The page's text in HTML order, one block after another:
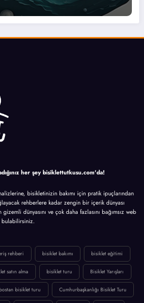
her şey bisiklettutkusu.com'da!
bisikletinizin bakımı için pratik ipuçlarından
rehberlere kadar zengin bir içerik dünyası
dünyasını ve çok daha fazlasını bağımsız web
bulabilirsiniz.
rehberi bisiklet bakımı bisiklet eğitimi
satın alma bisiklet turu Bisiklet Yarışları
bisiklet turu Cumhurbaşkanlığı Bisiklet Turu